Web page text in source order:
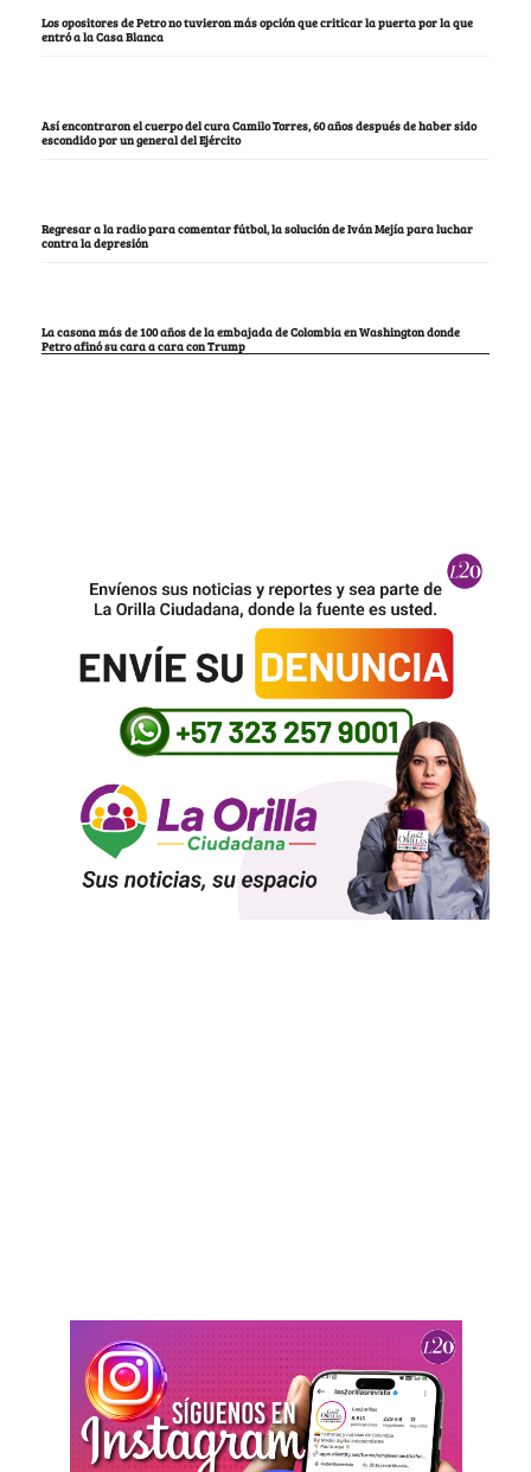
Los opositores de Petro no tuvieron más opción que criticar la puerta por la que
entró a la Casa Blanca
Así encontraron el cuerpo del cura Camilo Torres, 60 años después de haber sido
escondido por un general del Ejército
Regresar a la radio para comentar fútbol, la solución de Iván Mejía para luchar
contra la depresión
La casona más de 100 años de la embajada de Colombia en Washington donde
Petro afinó su cara a cara con Trump